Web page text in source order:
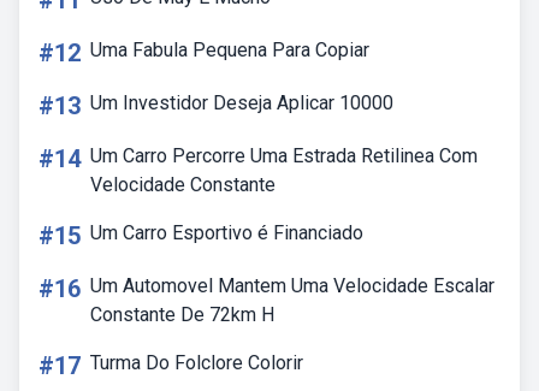
#12 Uma Fabula Pequena Para Copiar
#13 Um Investidor Deseja Aplicar 10000
#14 Um Carro Percorre Uma Estrada Retilinea Com
Velocidade Constante
#15 Um Carro Esportivo é Financiado
#16 Um Automovel Mantem Uma Velocidade Escalar
Constante De 72km H
#17 Turma Do Folclore Colorir